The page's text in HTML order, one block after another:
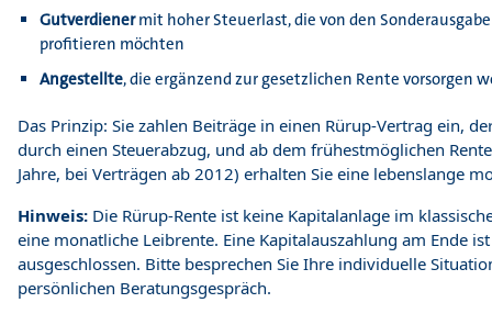
Gutverdienermit hoher Steuerlast, die von den
profitieren möchten
Angestellte, die ergänzend zur gesetzlichen Rente vorsorgen
Das Prinzip: Sie zahlen Beiträge in einen Rürup-Vertrag ein,
durch einen Steuerabzug, und ab dem frühestmöglichen
Jahre, bei Verträgen ab 2012) erhalten Sie eine lebenslange
Hinweis: Die Rürup-Rente ist keine Kapitalanlage im
eine monatliche Leibrente. Eine Kapitalauszahlung am Ende
ausgeschlossen. Bitte besprechen Sie Ihre individuelle
persönlichen Beratungsgespräch.